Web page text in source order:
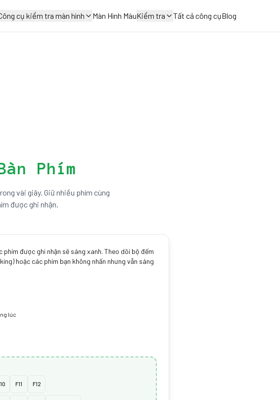
cụ kiểm tra màn hình Màn Hình MàuKiểm tra Tất cả công cụBlog
Phím
vài giây. Giữ nhiều phím cùng
được ghi nhận.
phím được ghi nhận sẽ sáng xanh. Theo dõi bộ đếm
hoặc các phím bạn không nhấn nhưng vẫn sáng
lúc
F11 F12